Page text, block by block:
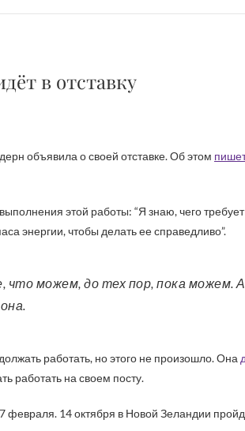
в отставку
объявила о своей отставке. Об этом
этой работы: “Я знаю, чего
энергии, чтобы делать ее справедливо”.
работать, но этого не произошло. Она
работать на своем посту.
февраля. 14 октября в Новой Зеландии